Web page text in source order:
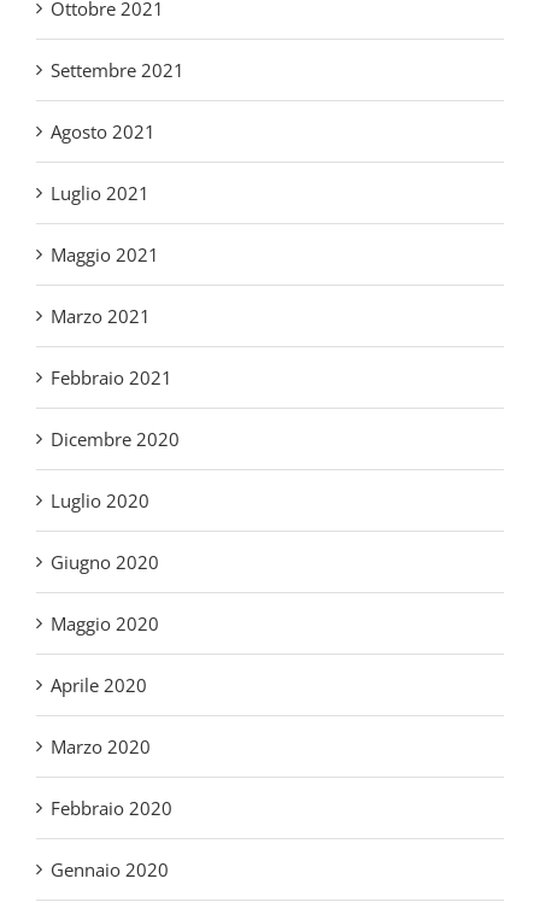
Settembre 2021
Agosto 2021
Luglio 2021
Maggio 2021
Marzo 2021
Febbraio 2021
Dicembre 2020
Luglio 2020
Giugno 2020
Maggio 2020
Aprile 2020
Marzo 2020
Febbraio 2020
Gennaio 2020
Dicembre 2019